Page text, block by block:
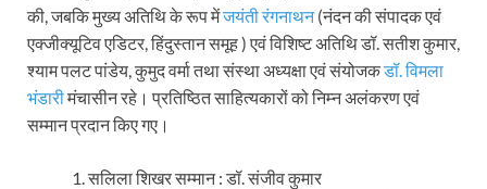
की, जबकि मुख्य अतिथि के रूप मेंजयंती रंगनाथन(नंदन की संपादक एवं
एक्जीक्यूटिव एडिटर, हिंदुस्तान समूह ) एवं विशिष्ट अतिथि डॉ. सतीश कुमार,
श्याम पलट पांडेय, कुमुद वर्मा तथा संस्था अध्यक्षा एवं संयोजकडॉ. विमला
भंडारीमंचासीन रहे। प्रतिष्ठित साहित्यकारों को निम्न अलंकरण एवं
सम्मान प्रदान किए गए।
सलिला शिखर सम्मान : डॉ. संजीव कुमार